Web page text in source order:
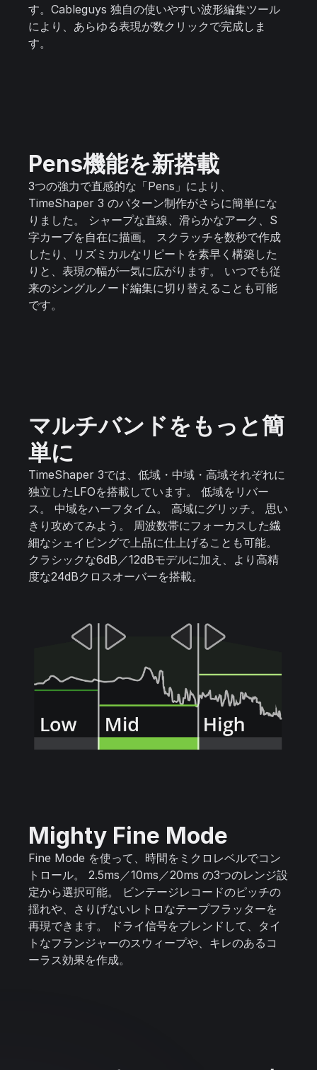
す。Cableguys 独自の使いやすい波形編集ツール
により、あらゆる表現が数クリックで完成しま
す。
Pens機能を新搭載
3つの強力で直感的な「Pens」により、
TimeShaper 3 のパターン制作がさらに簡単にな
りました。 シャープな直線、滑らかなアーク、S
字カーブを自在に描画。 スクラッチを数秒で作成
したり、リズミカルなリピートを素早く構築した
りと、表現の幅が一気に広がります。 いつでも従
来のシングルノード編集に切り替えることも可能
です。
マルチバンドをもっと簡
単に
TimeShaper 3では、低域・中域・高域それぞれに
独立したLFOを搭載しています。 低域をリバー
ス。 中域をハーフタイム。 高域にグリッチ。 思い
きり攻めてみよう。 周波数帯にフォーカスした繊
細なシェイピングで上品に仕上げることも可能。
クラシックな6dB／12dBモデルに加え、より高精
度な24dBクロスオーバーを搭載。
Mighty Fine Mode
Fine Mode を使って、時間をミクロレベルでコン
トロール。 2.5ms／10ms／20ms の3つのレンジ設
定から選択可能。 ビンテージレコードのピッチの
揺れや、さりげないレトロなテープフラッターを
再現できます。 ドライ信号をブレンドして、タイ
トなフランジャーのスウィープや、キレのあるコ
ーラス効果を作成。